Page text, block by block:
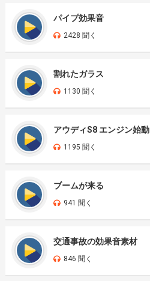
パイプ効果音
2428 聞く
割れたガラス
1130 聞く
アウディS8 エンジン始動
1195 聞く
ブームが来る
941 聞く
交通事故の効果音素材
846 聞く